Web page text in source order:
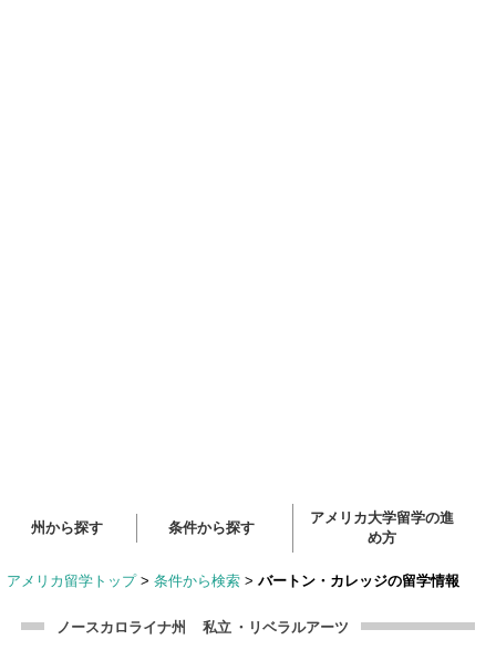
州から探す 条件から探す
アメリカ大学留学の進
め方
アメリカ留学トップ > 条件から検索 > バートン・カレッジの留学情報
ノースカロライナ州 私立 ・リベラルアーツ